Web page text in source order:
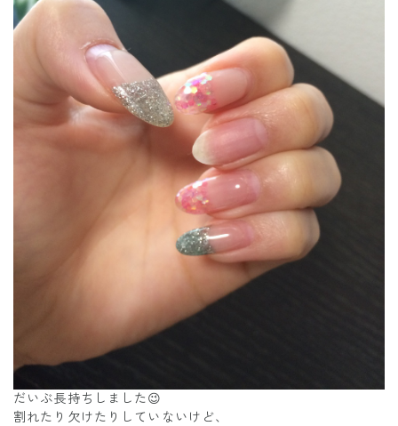
だいぶ長持ちしました😉
割れたり欠けたりしていないけど、